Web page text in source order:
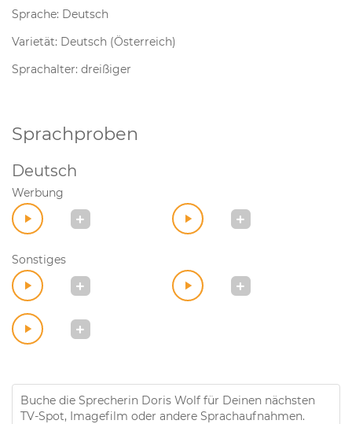
Sprache: Deutsch
Varietät: Deutsch (Österreich)
Sprachalter: dreißiger
Sprachproben
Deutsch
Werbung
Sonstiges
Buche die Sprecherin Doris Wolf für Deinen nächsten
TV-Spot, Imagefilm oder andere Sprachaufnahmen.